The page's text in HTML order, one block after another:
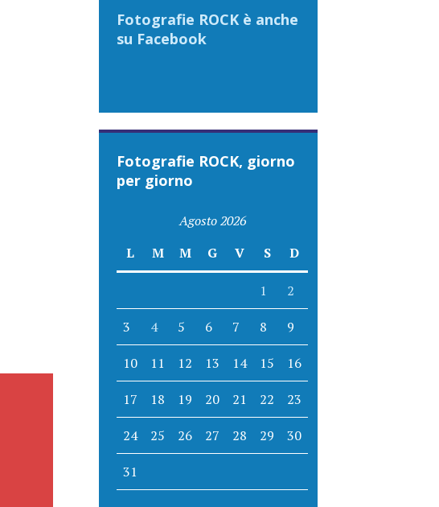
Fotografie ROCK è anche
su Facebook
Fotografie ROCK, giorno
per giorno
Agosto 2026
L
M M G V S D
1 2
3 4 5 6 7 8 9
10 11 12 13 14 15 16
17 18 19 20 21 22 23
24 25 26 27 28 29 30
31